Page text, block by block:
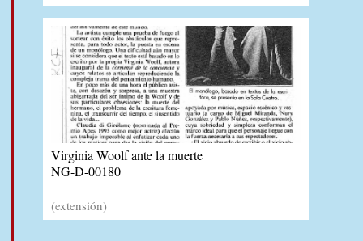
Virginia Woolf ante la muerte
NG-D-00180
(extensión)